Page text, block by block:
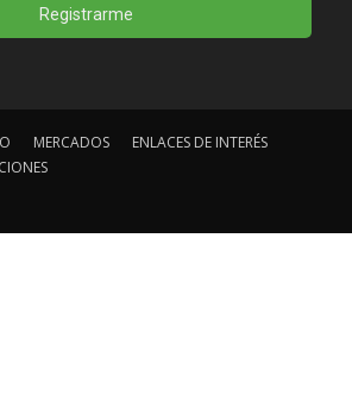
Registrarme
MERCADOS
ENLACES DE INTERÉS